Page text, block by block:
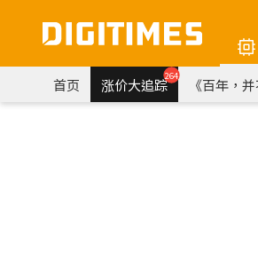
首页 涨价大追踪264 《百年，